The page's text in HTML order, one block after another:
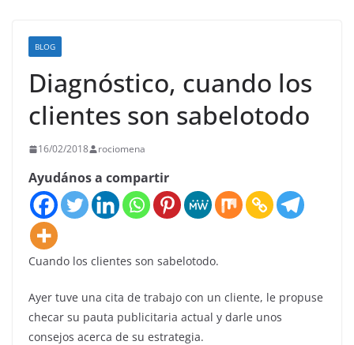
BLOG
Diagnóstico, cuando los
clientes son sabelotodo
16/02/2018 rociomena
Ayudános a compartir
Cuando los clientes son sabelotodo.
Ayer tuve una cita de trabajo con un cliente, le propuse
checar su pauta publicitaria actual y darle unos
consejos acerca de su estrategia.